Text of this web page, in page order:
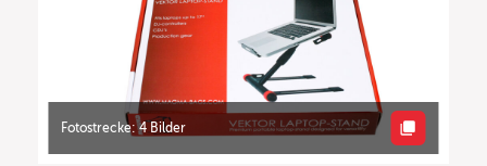
Fotostrecke: 4 Bilder